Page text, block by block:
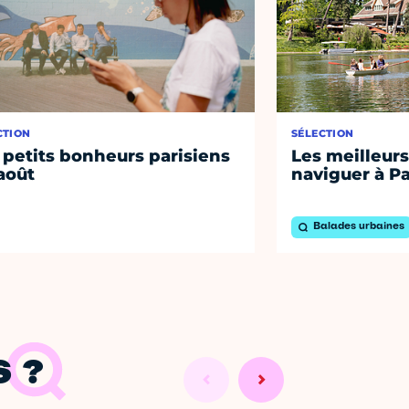
petits bonheurs parisiens
SÉLECTION
Les
naviguer à
Balades urbaines
?